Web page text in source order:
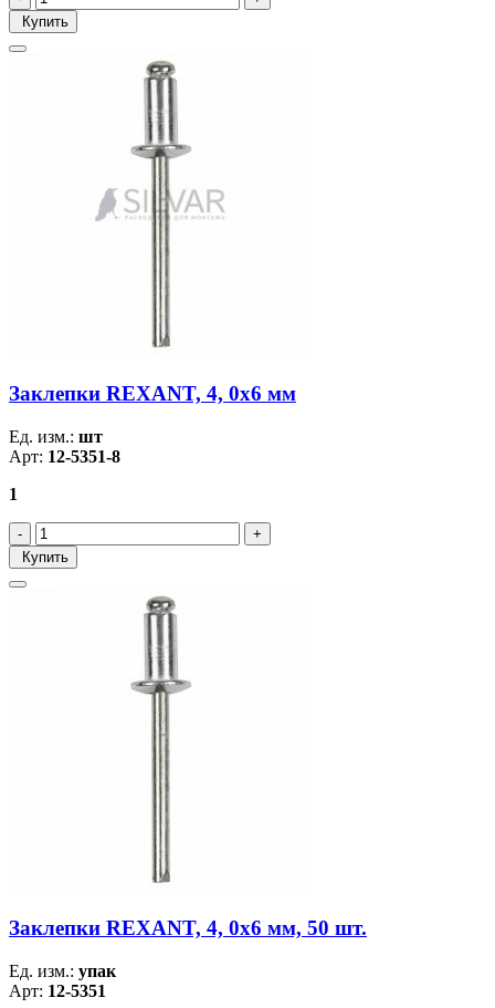
Купить
Заклепки REXANT, 4, 0x6 мм
Ед. изм.: шт
Арт: 12-5351-8
1
Купить
Заклепки REXANT, 4, 0x6 мм, 50 шт.
Ед. изм.: упак
Арт: 12-5351